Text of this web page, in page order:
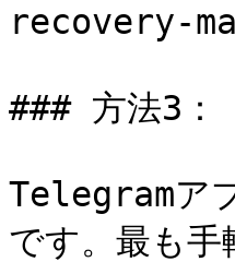
recovery-
### 方法3：
Telegramア
です。最も